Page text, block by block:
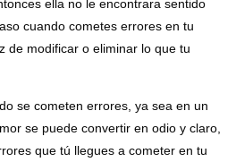
ella no le encontrara sentido
cuando cometes errores en tu
de modificar o eliminar lo que tu
se cometen errores, ya sea en un
se puede convertir en odio y claro,
que tú llegues a cometer en tu